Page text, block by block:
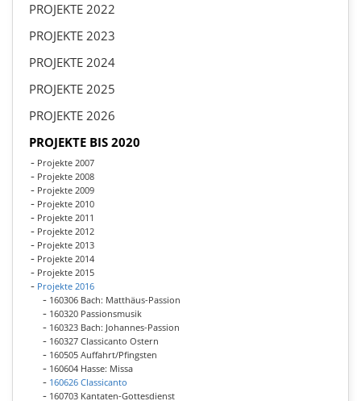
PROJEKTE 2022
PROJEKTE 2023
PROJEKTE 2024
PROJEKTE 2025
PROJEKTE 2026
PROJEKTE BIS 2020
Projekte 2007
Projekte 2008
Projekte 2009
Projekte 2010
Projekte 2011
Projekte 2012
Projekte 2013
Projekte 2014
Projekte 2015
Projekte 2016
160306 Bach: Matthäus-Passion
160320 Passionsmusik
160323 Bach: Johannes-Passion
160327 Classicanto Ostern
160505 Auffahrt/Pfingsten
160604 Hasse: Missa
160626 Classicanto
160703 Kantaten-Gottesdienst